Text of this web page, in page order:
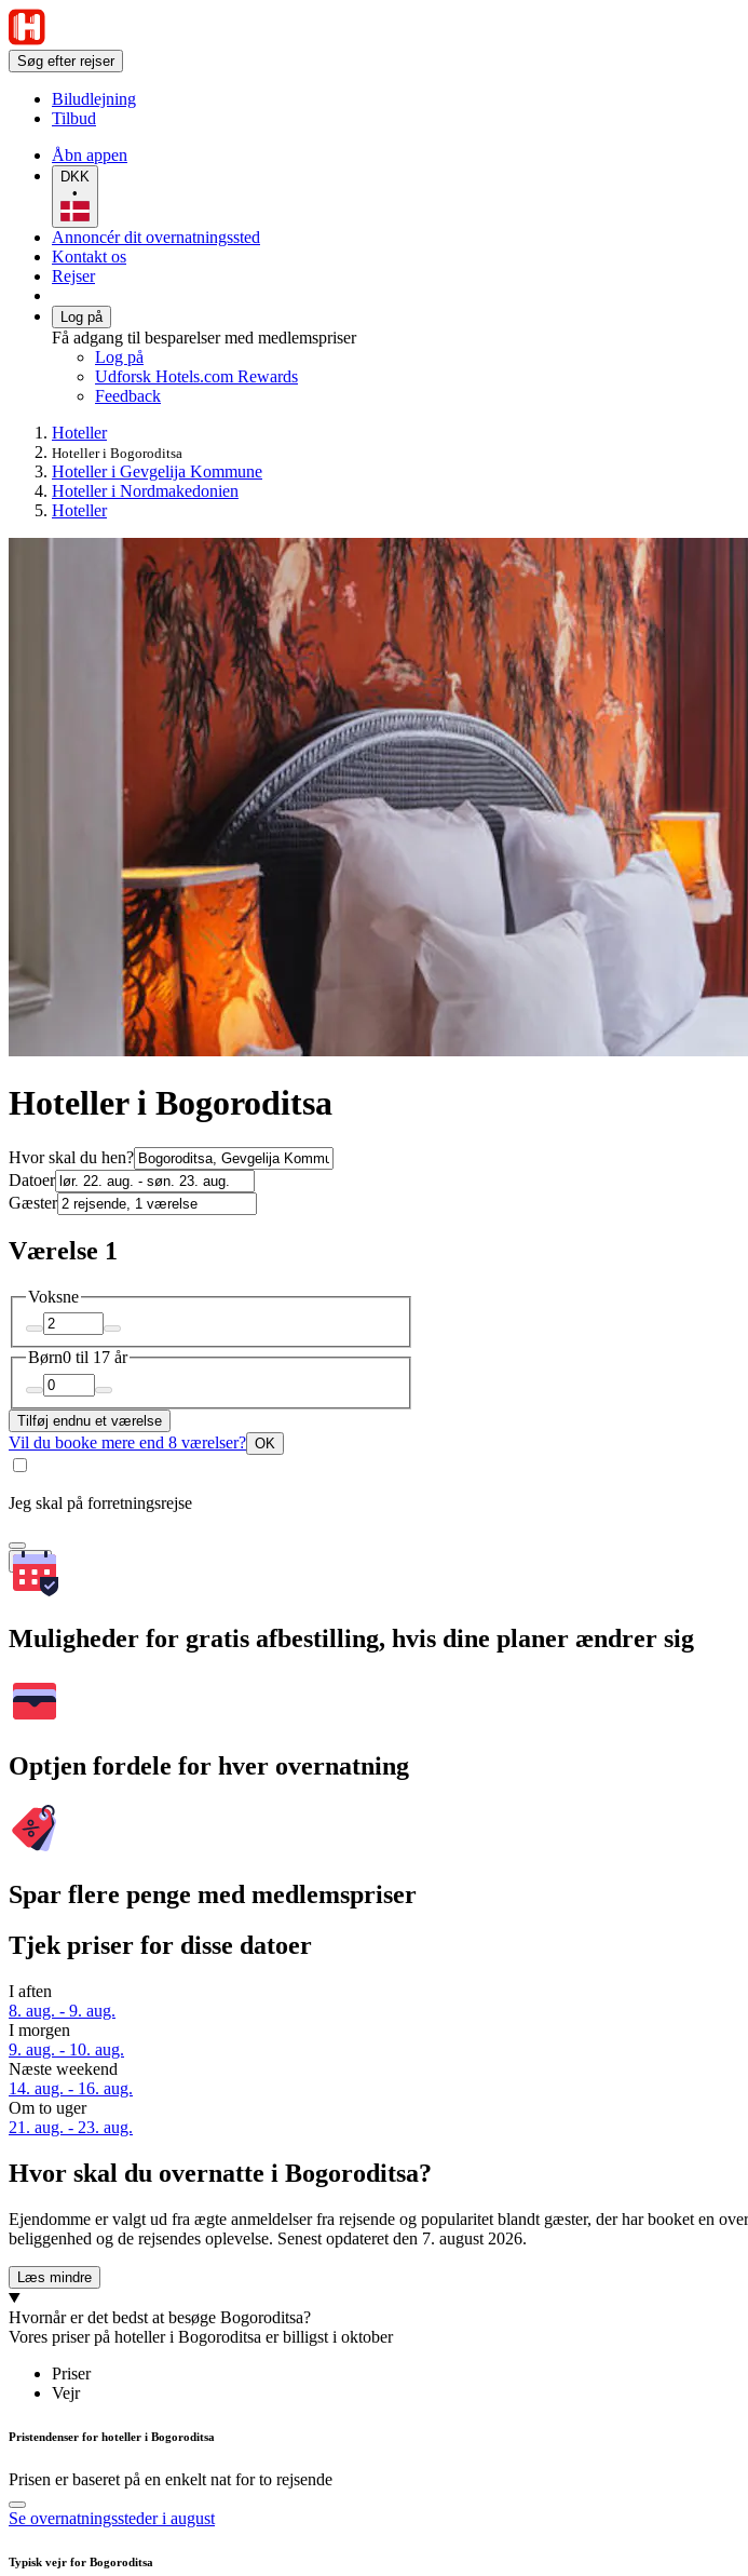
Søg efter rejser
Biludlejning
Tilbud
Åbn appen
DKK
•
Annoncér dit overnatningssted
Kontakt os
Rejser
Log på
Få adgang til besparelser med medlemspriser
Log på
Udforsk Hotels.com Rewards
Feedback
Hoteller
Hoteller i Bogoroditsa
Hoteller i Gevgelija Kommune
Hoteller i Nordmakedonien
Hoteller
Hoteller i Bogoroditsa
Hvor skal du hen?
Datoer
Gæster
Værelse 1
Voksne
Børn0 til 17 år
Tilføj endnu et værelse
Vil du booke mere end 8 værelser? OK
Jeg skal på forretningsrejse
Søg
Muligheder for gratis afbestilling, hvis dine planer ændrer sig
Optjen fordele for hver overnatning
Spar flere penge med medlemspriser
Tjek priser for disse datoer
I aften
8. aug. - 9. aug.
I morgen
9. aug. - 10. aug.
Næste weekend
14. aug. - 16. aug.
Om to uger
21. aug. - 23. aug.
Hvor skal du overnatte i Bogoroditsa?
Ejendomme er valgt ud fra ægte anmeldelser fra rejsende og popularitet blandt gæster, der har booket en
beliggenhed og de rejsendes oplevelse. Senest opdateret den 7. august 2026.
Læs mindre
Hvornår er det bedst at besøge Bogoroditsa?
Vores priser på hoteller i Bogoroditsa er billigst i oktober
Priser
Vejr
Pristendenser for hoteller i Bogoroditsa
Prisen er baseret på en enkelt nat for to rejsende
Se overnatningssteder i august
Typisk vejr for Bogoroditsa